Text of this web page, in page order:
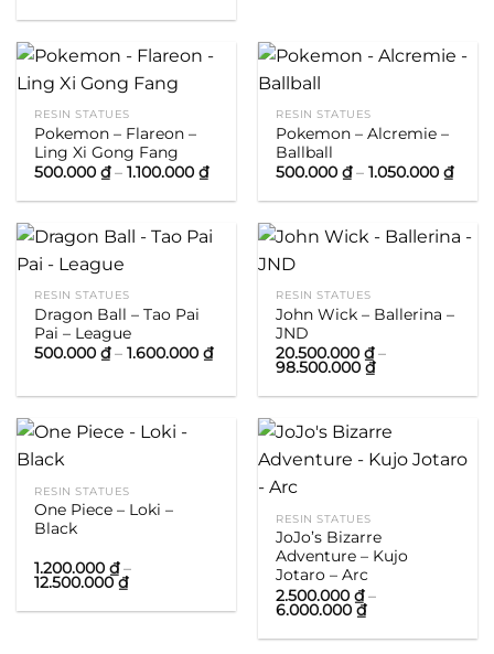
850.000 ₫
4.250.000 ₫
RESIN STATUES
Pokemon – Flareon –
Ling Xi Gong Fang
500.000₫ – 1.100.000₫Khoảng
giá:
từ
đến
1.100.000 ₫
RESIN STATUES
Pokemon – Alcremie –
Ballball
500.000₫ – 1.050.000₫
giá:
từ
đến
RESIN STATUES
Dragon Ball – Tao Pai
Pai – League
500.000₫ – 1.600.000₫Khoảng
giá:
500.000 ₫
1.600.000 ₫
RESIN STATUES
John Wick – Ballerina –
JND
20.500.000₫ –
98.500.000₫Khoảng
giá:
từ
đến
98.500.000 ₫
RESIN STATUES
One Piece – Loki –
Black
1.200.000₫ –
12.500.000₫Khoảng
giá:
từ
RESIN STATUES
JoJo’s Bizarre
Adventure – Kujo
Jotaro – Arc
2.500.000₫ –
6.000.000₫Khoảng
giá:
từ